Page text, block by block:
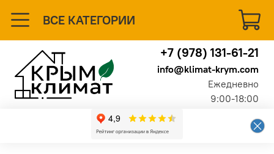
ВСЕ КАТЕГОРИИ
+7 (978) 131-61-21
info@klimat-krym.com
Ежедневно
9:00-18:00